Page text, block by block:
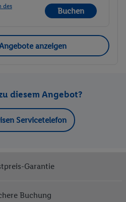
des
Buchen
anzeigen
diesem Angebot?
Servicetelefon
Garantie
Buchung